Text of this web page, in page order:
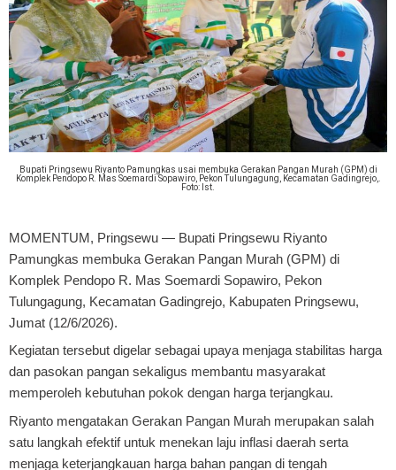
Bupati Pringsewu Riyanto Pamungkas usai membuka Gerakan Pangan Murah (GPM) di
Komplek Pendopo R. Mas Soemardi Sopawiro, Pekon Tulungagung, Kecamatan Gadingrejo,.
Foto: Ist.
MOMENTUM, Pringsewu — Bupati Pringsewu Riyanto
Pamungkas membuka Gerakan Pangan Murah (GPM) di
Komplek Pendopo R. Mas Soemardi Sopawiro, Pekon
Tulungagung, Kecamatan Gadingrejo, Kabupaten Pringsewu,
Jumat (12/6/2026).
Kegiatan tersebut digelar sebagai upaya menjaga stabilitas harga
dan pasokan pangan sekaligus membantu masyarakat
memperoleh kebutuhan pokok dengan harga terjangkau.
Riyanto mengatakan Gerakan Pangan Murah merupakan salah
satu langkah efektif untuk menekan laju inflasi daerah serta
menjaga keterjangkauan harga bahan pangan di tengah